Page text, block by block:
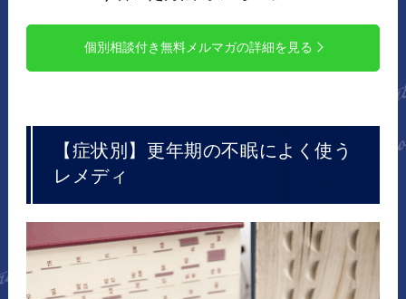
個別相談付き無料メルマガの詳細を見る
【症状別】更年期の不眠によく使う
レメディ